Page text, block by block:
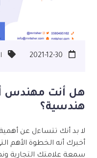
2021-12-30
هل أنت مهندس
هندسية؟
لا بد أنك تتساءل عن
أخبرك أنه الخطوة الأهم
سمعة علامتك التجارية